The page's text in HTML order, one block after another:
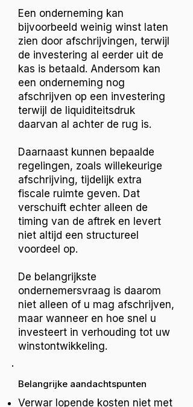
Een onderneming kan
bijvoorbeeld weinig winst laten
zien door afschrijvingen, terwijl
de investering al eerder uit de
kas is betaald. Andersom kan
een onderneming nog
afschrijven op een investering
terwijl de liquiditeitsdruk
daarvan al achter de rug is.
Daarnaast kunnen bepaalde
regelingen, zoals willekeurige
afschrijving, tijdelijk extra
fiscale ruimte geven. Dat
verschuift echter alleen de
timing van de aftrek en levert
niet altijd een structureel
voordeel op.
De belangrijkste
ondernemersvraag is daarom
niet alleen of u mag afschrijven,
maar wanneer en hoe snel u
investeert in verhouding tot uw
winstontwikkeling.
Belangrijke aandachtspunten
Verwar lopende kosten niet met